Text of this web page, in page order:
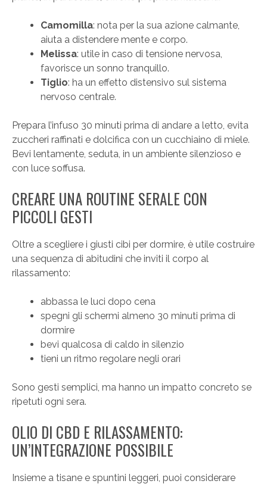
Camomilla: nota per la sua azione calmante,
aiuta a distendere mente e corpo.
Melissa: utile in caso di tensione nervosa,
favorisce un sonno tranquillo.
Tiglio: ha un effetto distensivo sul sistema
nervoso centrale.
Prepara l’infuso 30 minuti prima di andare a letto, evita
zuccheri raffinati e dolcifica con un cucchiaino di miele.
Bevi lentamente, seduta, in un ambiente silenzioso e
con luce soffusa.
CREARE UNA ROUTINE SERALE CON
PICCOLI GESTI
Oltre a scegliere i giusti cibi per dormire, è utile costruire
una sequenza di abitudini che inviti il corpo al
rilassamento:
abbassa le luci dopo cena
spegni gli schermi almeno 30 minuti prima di
dormire
bevi qualcosa di caldo in silenzio
tieni un ritmo regolare negli orari
Sono gesti semplici, ma hanno un impatto concreto se
ripetuti ogni sera.
OLIO DI CBD E RILASSAMENTO:
UN’INTEGRAZIONE POSSIBILE
Insieme a tisane e spuntini leggeri, puoi considerare